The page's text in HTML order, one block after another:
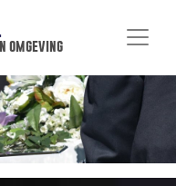
omgeving